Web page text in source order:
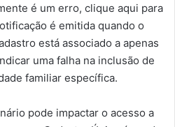
é um erro, clique aqui para
é emitida quando o
está associado a apenas
uma falha na inclusão de
familiar específica.
pode impactar o acesso a